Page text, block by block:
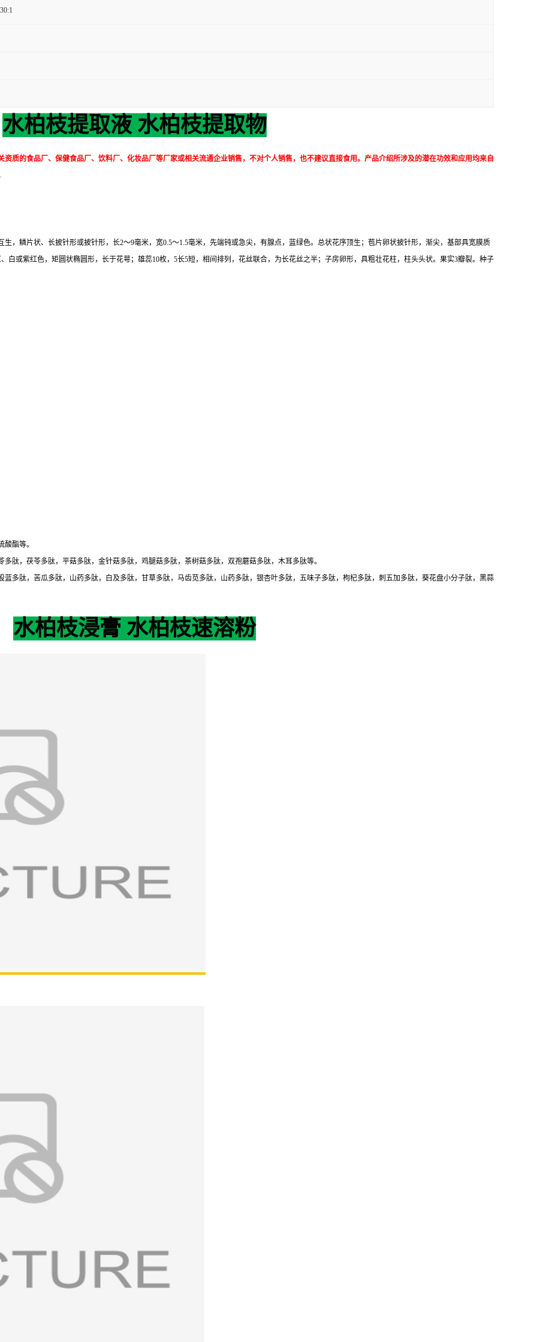
水柏枝提取液 水柏枝提取物
质的食品厂、保健食品厂、饮料厂、化妆品厂等厂家或相关流通企业销售，不对个人销售，也不建议直接食用。产品介绍所涉及的潜在功效和应用均来自
，鳞片状、长披针形或披针形，长2～9毫米，宽0.5～1.5毫米，先端钝或急尖，有腺点，蓝绿色。总状花序顶生；苞片卵状披针形，渐尖，基部具宽膜质
白或紫红色，矩圆状椭圆形，长于花萼；雄蕊10枚，5长5短，相间排列，花丝联合，为长花丝之半；子房卵形，具粗壮花柱，柱头头状。果实3瓣裂。种子
酯等。
肽，茯苓多肽，平菇多肽，金针菇多肽，鸡腿菇多肽，茶树菇多肽，双孢蘑菇多肽，木耳多肽等。
多肽，苦瓜多肽，山药多肽，白及多肽，甘草多肽，马齿苋多肽，山药多肽，银杏叶多肽，五味子多肽，枸杞多肽，刺五加多肽，葵花盘小分子肽，黑蒜
水柏枝浸膏 水柏枝速溶粉